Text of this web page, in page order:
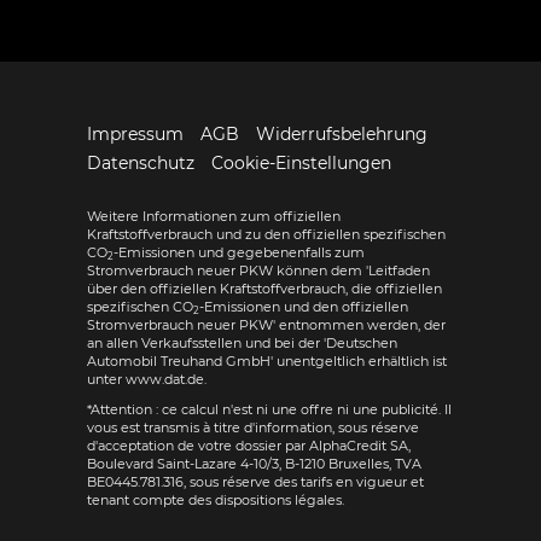
Impressum AGB
Widerrufsbelehrung
Datenschutz
Cookie-Einstellungen
Weitere Informationen zum offiziellen
Kraftstoffverbrauch und zu den offiziellen spezifischen
CO2-Emissionen und gegebenenfalls zum
Stromverbrauch neuer PKW können dem 'Leitfaden
über den offiziellen Kraftstoffverbrauch, die offiziellen
spezifischen CO2-Emissionen und den offiziellen
Stromverbrauch neuer PKW' entnommen werden, der
an allen Verkaufsstellen und bei der 'Deutschen
Automobil Treuhand GmbH' unentgeltlich erhältlich ist
unter www.dat.de.
*Attention : ce calcul n'est ni une offre ni une publicité. Il
vous est transmis à titre d'information, sous réserve
d'acceptation de votre dossier par AlphaCredit SA,
Boulevard Saint-Lazare 4-10/3, B-1210 Bruxelles, TVA
BE0445.781.316, sous réserve des tarifs en vigueur et
tenant compte des dispositions légales.